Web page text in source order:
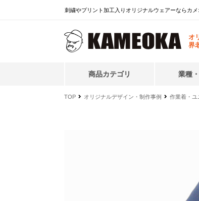
刺繍やプリント加工入りオリジナルウェアーならカメ
オ
界
商品カテゴリ 業種
ン
TOP オリジナルデザイン・制作事例 作業着・ユ